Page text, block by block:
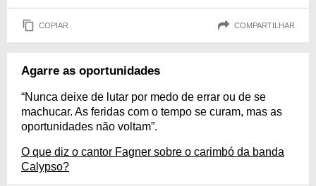
COPIAR COMPARTILHAR
Agarre as oportunidades
“Nunca deixe de lutar por medo de errar ou de se
machucar. As feridas com o tempo se curam, mas as
oportunidades não voltam”.
O que diz o cantor Fagner sobre o carimbó da banda
Calypso?